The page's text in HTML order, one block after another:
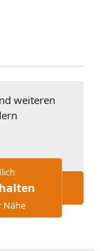
weiteren
Nähe